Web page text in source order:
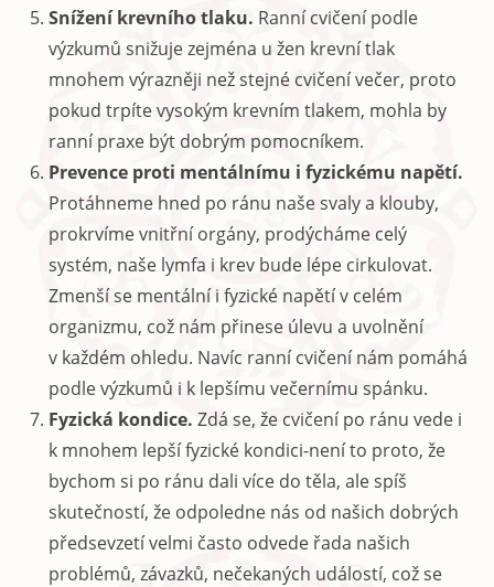
Snížení krevního tlaku. Ranní cvičení podle
výzkumů snižuje zejména u žen krevní tlak
mnohem výrazněji než stejné cvičení večer, proto
pokud trpíte vysokým krevním tlakem, mohla by
ranní praxe být dobrým pomocníkem.
Prevence proti mentálnímu i fyzickému napětí.
Protáhneme hned po ránu naše svaly a klouby,
prokrvíme vnitřní orgány, prodýcháme celý
systém, naše lymfa i krev bude lépe cirkulovat.
Zmenší se mentální i fyzické napětí v celém
organizmu, což nám přinese úlevu a uvolnění
v každém ohledu. Navíc ranní cvičení nám pomáhá
podle výzkumů i k lepšímu večernímu spánku.
Fyzická kondice. Zdá se, že cvičení po ránu vede i
k mnohem lepší fyzické kondici-není to proto, že
bychom si po ránu dali více do těla, ale spíš
skutečností, že odpoledne nás od našich dobrých
předsevzetí velmi často odvede řada našich
problémů, závazků, nečekaných událostí, což se